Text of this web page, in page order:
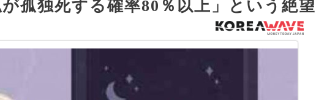
孤独死する確率80％以上」という絶望